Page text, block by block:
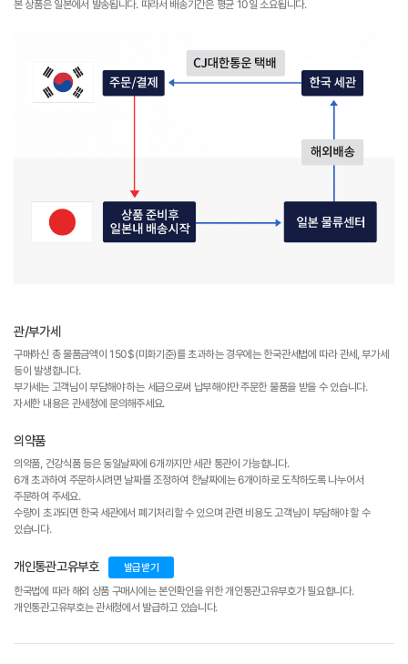
본 상품은 일본에서 발송됩니다. 따라서 배송기간은 평균 10일 소요됩니다.
관/부가세
구매하신 총 물품금액이 150$(미화기준)를 초과하는 경우에는 한국관세법에 따라 관세, 부가세
등이 발생합니다.
부가세는 고객님이 부담해야 하는 세금으로써 납부해야만 주문한 물품을 받을 수 있습니다.
자세한 내용은 관세청에 문의해주세요.
의약품
의약품, 건강식품 등은 동일날짜에 6개까지만 세관 통관이 가능합니다.
6개 초과하여 주문하시려면 날짜를 조정하여 한날짜에는 6개이하로 도착하도록 나누어서
주문하여 주세요.
수량이 초과되면 한국 세관에서 폐기처리할 수 있으며 관련 비용도 고객님이 부담해야 할 수
있습니다.
개인통관고유부호 발급받기
한국법에 따라 해외 상품 구매시에는 본인확인을 위한 개인통관고유부호가 필요합니다.
개인통관고유부호는 관세청에서 발급하고 있습니다.